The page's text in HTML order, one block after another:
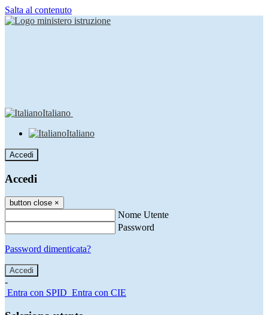
Salta al contenuto
Italiano
Italiano
Accedi
Accedi
button close ×
Nome Utente
Password
Password dimenticata?
-
Entra con SPID Entra con CIE